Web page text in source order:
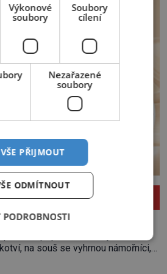
se vzalo námořnické tetování?
na souš se vyhrnou námořníci,
Výkonové
soubory
Soubory
cílení
Nezařazené
soubory
VŠE PŘIJMOUT
ODMÍTNOUT
PODROBNOSTI